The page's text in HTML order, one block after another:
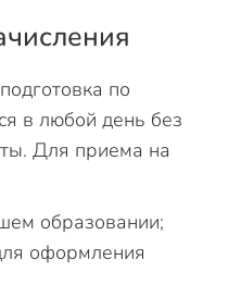
по
в любой день без
Для приема на
образовании;
оформления